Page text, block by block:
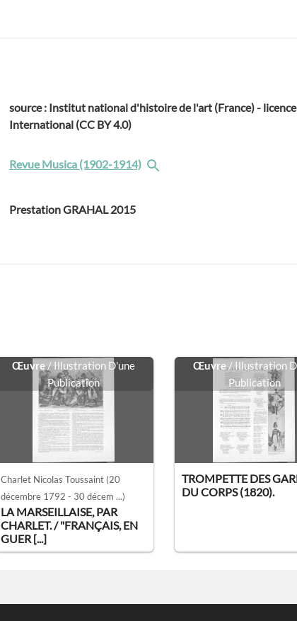
source : Institut national d'histoire de l'art (France) -
International (CC BY 4.0)
Revue Musica (1902-1914)
Prestation GRAHAL 2015
Œuvre / Illustration D'une
Publication
Charlet Nicolas Toussaint (20
décembre 1792 - 30 décem ...)
LA MARSEILLAISE, PAR
CHARLET. / "FRANÇAIS, EN
GUER [...]
Œuvre / Illustration
Publication
TROMPETTE DES
DU CORPS (1820).